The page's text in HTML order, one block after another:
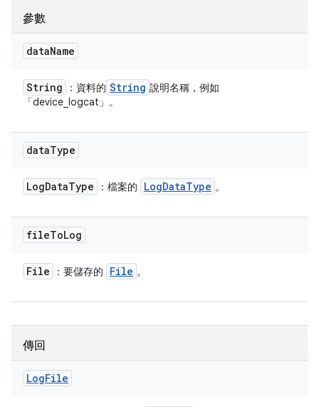
參數
dataName
String ：資料的 String 說明名稱，例如
「device_logcat」。
dataType
LogDataType ：檔案的 LogDataType 。
fileToLog
File ：要儲存的 File 。
傳回
LogFile